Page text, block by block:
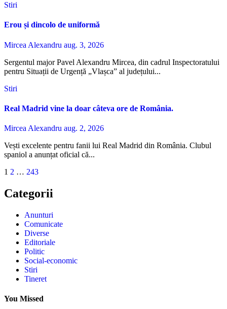
Stiri
Erou și dincolo de uniformă
Mircea Alexandru aug. 3, 2026
Sergentul major Pavel Alexandru Mircea, din cadrul Inspectoratului
pentru Situații de Urgență „Vlașca” al județului...
Stiri
Real Madrid vine la doar câteva ore de România.
Mircea Alexandru aug. 2, 2026
Vești excelente pentru fanii lui Real Madrid din România. Clubul
spaniol a anunțat oficial că...
Paginație
articole
1 2 … 243
Categorii
Anunturi
Comunicate
Diverse
Editoriale
Politic
Social-economic
Stiri
Tineret
You Missed